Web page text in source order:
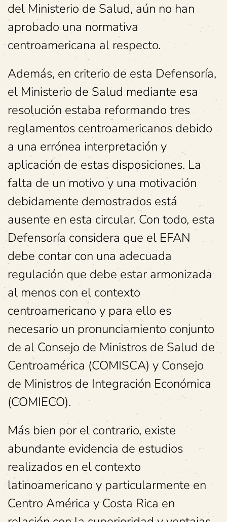
del Ministerio de Salud, aún no han
aprobado una normativa
centroamericana al respecto.
Además, en criterio de esta Defensoría,
el Ministerio de Salud mediante esa
resolución estaba reformando tres
reglamentos centroamericanos debido
a una errónea interpretación y
aplicación de estas disposiciones. La
falta de un motivo y una motivación
debidamente demostrados está
ausente en esta circular. Con todo, esta
Defensoría considera que el EFAN
debe contar con una adecuada
regulación que debe estar armonizada
al menos con el contexto
centroamericano y para ello es
necesario un pronunciamiento conjunto
de al Consejo de Ministros de Salud de
Centroamérica (COMISCA) y Consejo
de Ministros de Integración Económica
(COMIECO).
Más bien por el contrario, existe
abundante evidencia de estudios
realizados en el contexto
latinoamericano y particularmente en
Centro América y Costa Rica en